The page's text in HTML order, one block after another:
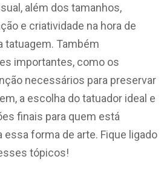
além dos tamanhos,
e criatividade na hora de
tatuagem. Também
importantes, como os
necessários para preservar
a escolha do tatuador ideal e
finais para quem está
essa forma de arte. Fique ligado
tópicos!